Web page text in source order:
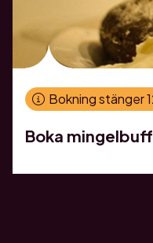
Bokning stänger
Boka